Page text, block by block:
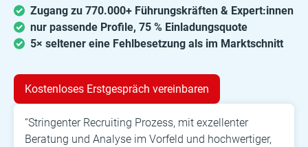
Zugang zu 770.000+ Führungskräften & Expert:innen
nur passende Profile, 75 % Einladungsquote
5× seltener eine Fehlbesetzung als im Marktschnitt
Kostenloses Erstgespräch vereinbaren
“Stringenter Recruiting Prozess, mit exzellenter
Beratung und Analyse im Vorfeld und hochwertiger,